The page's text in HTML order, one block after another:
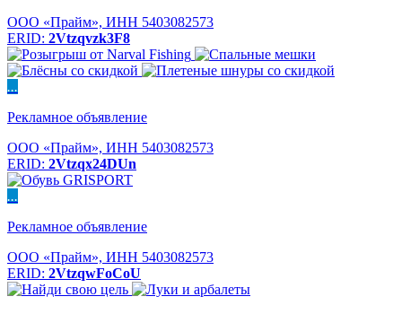
ООО «Прайм», ИНН 5403082573
ERID: 2Vtzqvzk3F8
...
Рекламное объявление
ООО «Прайм», ИНН 5403082573
ERID: 2Vtzqx24DUn
...
Рекламное объявление
ООО «Прайм», ИНН 5403082573
ERID: 2VtzqwFoCoU